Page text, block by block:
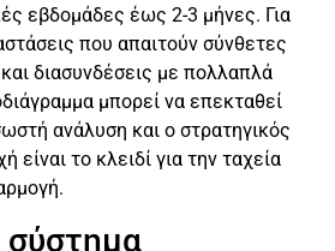
εβδομάδες έως 2-3 μήνες. Για
που απαιτούν σύνθετες
διασυνδέσεις με πολλαπλά
μπορεί να επεκταθεί
ανάλυση και ο στρατηγικός
είναι το κλειδί για την ταχεία
σύστημα